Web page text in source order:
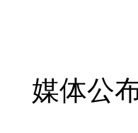
媒体公